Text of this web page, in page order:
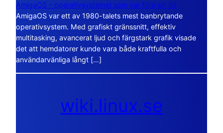
AmigaOS – operativsystemet som var före sin tid
AmigaOS var ett av 1980-talets mest banbrytande
operativsystem. Med grafiskt gränssnitt, effektiv
multitasking, avancerat ljud och färgstark grafik visade
det att hemdatorer kunde vara både kraftfulla och
användarvänliga långt […]
wiki.linux.se